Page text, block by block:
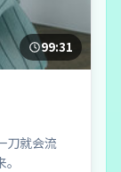
99:31
刀就会流